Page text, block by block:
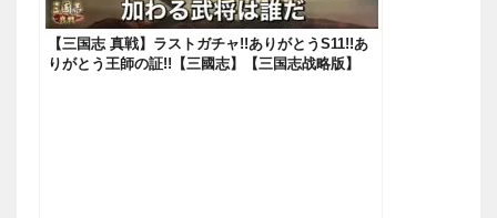
【三国志 真戦】ラストガチャ!!ありがとうS11!!あ
りがとう王師の証!!【三國志】【三国志战略版】